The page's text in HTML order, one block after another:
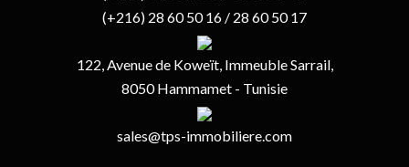
(+216) 28 60 50 16 / 28 60 50 17
122, Avenue de Koweït, Immeuble Sarrail,
8050 Hammamet - Tunisie
sales@tps-immobiliere.com